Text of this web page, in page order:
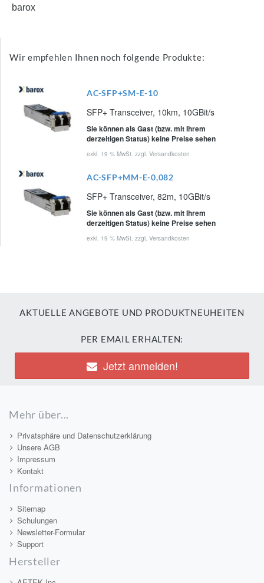
barox
Wir empfehlen Ihnen noch folgende Produkte:
AC-SFP+SM-E-10
SFP+ Transceiver, 10km, 10GBit/s
Sie können als Gast (bzw. mit Ihrem
derzeitigen Status) keine Preise sehen
exkl. 19 % MwSt. zzgl.Versandkosten
AC-SFP+MM-E-0,082
SFP+ Transceiver, 82m, 10GBit/s
Sie können als Gast (bzw. mit Ihrem
derzeitigen Status) keine Preise sehen
exkl. 19 % MwSt. zzgl.Versandkosten
AKTUELLE ANGEBOTE UND PRODUKTNEUHEITEN
PER EMAIL ERHALTEN:
Jetzt anmelden!
Mehr über...
Privatsphäre und Datenschutzerklärung
Unsere AGB
Impressum
Kontakt
Informationen
Sitemap
Schulungen
Newsletter-Formular
Support
Hersteller